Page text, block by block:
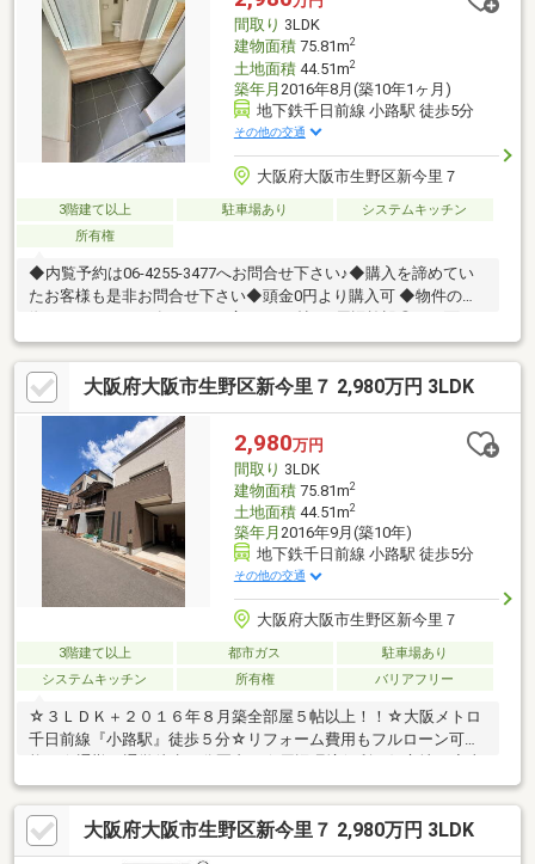
間取り 3LDK
建物面積75.81m2
土地面積44.51m2
築年月 2016年8月(築10年1ヶ月)
地下鉄千日前線 小路駅 徒歩5分
その他の交通
大阪府大阪市生野区新今里７
3階建て以上 駐車場あり
システムキッチン
所有権
◆内覧予約は06-4255-3477へお問合せ下さい♪◆購入を諦めてい
たお客様も是非お問合せ下さい◆頭金0円より購入可 ◆物件の特
ルコニー♪◆見るだけ大歓迎◆接客対応品質に自信があり◆夜間
早朝もお気軽にご連絡ください！◆無料送迎可「購入するか分か
らないけど見るだけ見たい」「他社の物件もまとめて見てみた
い」等 ご購入をご検討中のお客様にとって、より良い条件でご購
入頂く為に精一杯サポート致します不動産の事なら何でもお気軽
にご相談下さい！
大阪府大阪市生野区新今里７ 2,980万円 3LDK
2,980万円
間取り 3LDK
建物面積75.81m2
土地面積44.51m2
築年月 2016年9月(築10年)
地下鉄千日前線 小路駅 徒歩5分
その他の交通
大阪府大阪市生野区新今里７
3階建て以上 都市ガス
駐車場あり
システムキッチン
所有権 バリアフリー
☆３ＬＤＫ＋２０１６年８月築全部屋５帖以上！！☆大阪メトロ
千日前線『小路駅』徒歩５分☆リフォーム費用もフルローン可
生野愛育園：徒歩５分◆東中川小学校：徒歩６分◆生野東中学
校：徒歩３分◆ローソン生野新今里六丁目店：徒歩１分 ◆韓
国・中国食品セニースーパー店：徒歩８分◆万代 巽北店：徒歩
１５分■自己資金０円からでも購入OK！■住宅ローン・ファイナン
大阪府大阪市生野区新今里７ 2,980万円 3LDK